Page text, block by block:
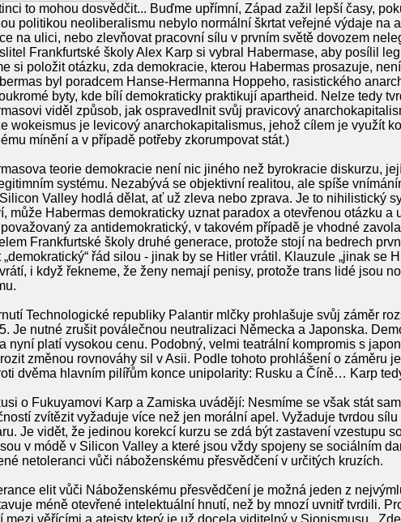
to mohou dosvědčit... Buďme upřímní, Západ zažil lepší časy,
politikou neoliberalismu nebylo normální škrtat veřejné výdaje na
na ulici, nebo zlevňovat pracovní sílu v prvním světě dovozem
Frankfurtské školy Alex Karp si vybral Habermase, aby posílil
si položit otázku, zda demokracie, kterou Habermas prosazuje,
byl poradcem Hanse-Hermanna Hoppeho, rasistického
byty, kde bílí demokraticky praktikují apartheid. Nelze tedy
viděl způsob, jak ospravedlnit svůj pravicový
wokeismus je levicový anarchokapitalismus, jehož cílem je využít
mínění a v případě potřeby zkorumpovat stát.)
teorie demokracie není nic jiného než byrokracie diskurzu,
systému. Nezabývá se objektivní realitou, ale spíše
Valley hodlá dělat, ať už zleva nebo zprava. Je to nihilistický
může Habermas demokraticky uznat paradox a otevřenou otázku
za antidemokratický, v takovém případě je vhodné
Frankfurtské školy druhé generace, protože stojí na bedrech
„demokratický“ řád silou - jinak by se Hitler vrátil. Klauzule „jinak se
i když řekneme, že ženy nemají penisy, protože trans lidé jsou
Technologické republiky Palantir mlčky prohlašuje svůj záměr
Je nutné zrušit poválečnou neutralizaci Německa a Japonska.
nyní platí vysokou cenu. Podobný, velmi teatrální kompromis s
změnou rovnováhy sil v Asii. Podle tohoto prohlášení o záměru
dvěma hlavním pilířům konce unipolarity: Rusku a Číně… Karp
o Fukuyamovi Karp a Zamiska uvádějí: Nesmíme se však stát
zvítězit vyžaduje více než jen morální apel. Vyžaduje tvrdou
Je vidět, že jedinou korekcí kurzu se zdá být zastavení vzestupu
v módě v Silicon Valley a které jsou vždy spojeny se sociálním
netoleranci vůči náboženskému přesvědčení v určitých kruzích.
elit vůči Náboženskému přesvědčení je možná jeden z
méně otevřené intelektuální hnutí, než by mnozí uvnitř tvrdili.
mezi věřícími a ateisty který je už docela viditelný v Sionismusu..